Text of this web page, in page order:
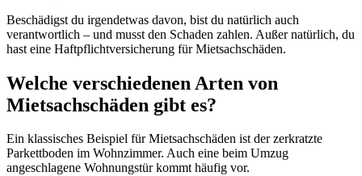
Beschädigst du irgendetwas davon, bist du natürlich auch
verantwortlich – und musst den Schaden zahlen. Außer natürlich, du
hast eine Haftpflichtversicherung für Mietsachschäden.
Welche verschiedenen Arten von
Mietsachschäden gibt es?
Ein klassisches Beispiel für Mietsachschäden ist der zerkratzte
Parkettboden im Wohnzimmer. Auch eine beim Umzug
angeschlagene Wohnungstür kommt häufig vor.